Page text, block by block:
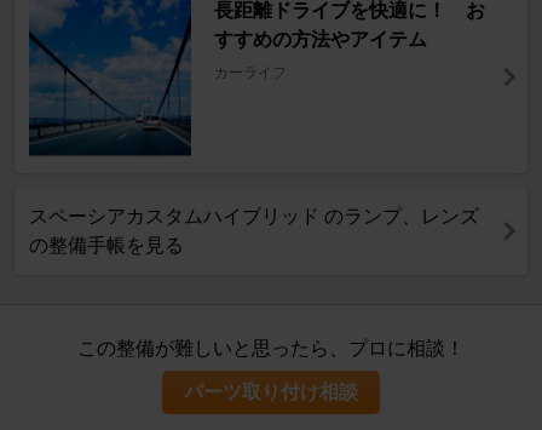
長距離ドライブを快適に！ お
すすめの方法やアイテム
カーライフ
スペーシアカスタムハイブリッド のランプ、レンズ
の整備手帳を見る
この整備が難しいと思ったら、プロに相談！
パーツ取り付け相談